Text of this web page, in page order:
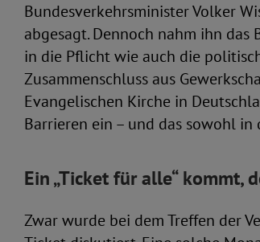
Bundesverkehrsminister Volker
abgesagt. Dennoch nahm ihn
in die Pflicht wie auch die
Zusammenschluss aus
Evangelischen Kirche in
Barrieren ein – und das sowohl
Ein „Ticket für alle“ kommt,
Zwar wurde bei dem Treffen der